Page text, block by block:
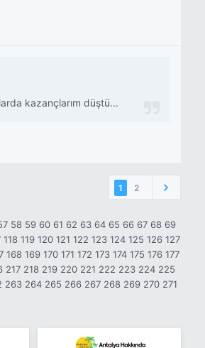
kazançlarım düştü...
1 2
58 59 60 61 62 63 64 65 66 67 68 69
118 119 120 121 122 123 124 125 126 127
168 169 170 171 172 173 174 175 176 177
217 218 219 220 221 222 223 224 225
263 264 265 266 267 268 269 270 271